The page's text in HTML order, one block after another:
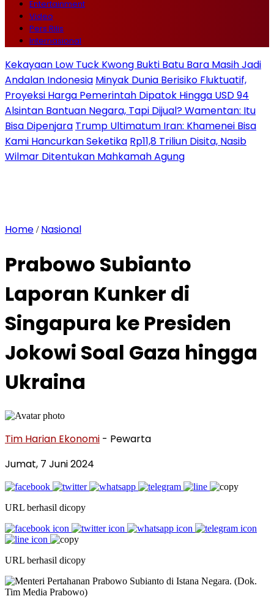
Entertainment
Video
Pers Rilis
Internasional
Kekayaan Low Tuck Kwong Bukti Batu Bara Masih Jadi
Andalan Indonesia Minyak Dunia Berisiko Fluktuatif,
Proyeksi Harga Pemerintah Dipatok Hingga USD 94
Alsintan Bantuan Negara, Tapi Dijual? Wamentan: Itu
Bisa Dipenjara Trump Ultimatum Iran: Khamenei Bisa
Kami Hancurkan Seketika Rp11,8 Triliun Disita, Nasib
Wilmar Ditentukan Mahkamah Agung
Home / Nasional
Prabowo Subianto
Laporan Kunker di
Singapura ke Presiden
Jokowi Soal Gaza hingga
Ukraina
Tim Harian Ekonomi - Pewarta
Jumat, 7 Juni 2024
URL berhasil dicopy
URL berhasil dicopy